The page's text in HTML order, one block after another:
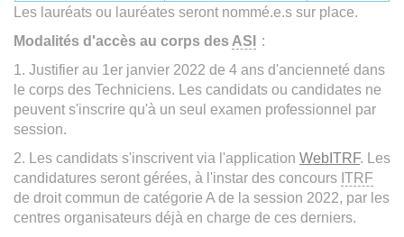
Les lauréats ou lauréates seront nommé.e.s sur place.
Modalités d'accès au corps des ASI
:
1. Justifier au 1er janvier 2022 de 4 ans d'ancienneté dans
le corps des Techniciens. Les candidats ou candidates ne
peuvent s'inscrire qu'à un seul examen professionnel par
session.
2. Les candidats s'inscrivent via l'application WebITRF. Les
candidatures seront gérées, à l'instar des concours ITRF
de droit commun de catégorie A de la session 2022, par les
centres organisateurs déjà en charge de ces derniers.